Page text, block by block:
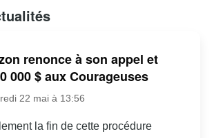
renonce à son appel et
000 $ aux Courageuses
22 mai à 13:56
la fin de cette procédure